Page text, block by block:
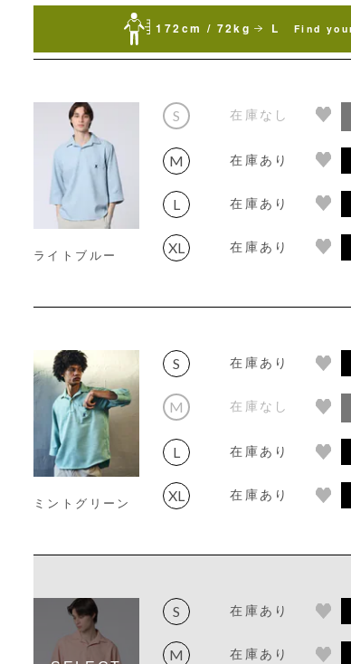
172cm / 72kg L Find
S 在庫なし
M 在庫あり
L 在庫あり
XL 在庫あり
ライトブルー
S 在庫あり
M 在庫なし
L 在庫あり
XL 在庫あり
ミントグリーン
S 在庫あり
M 在庫あり